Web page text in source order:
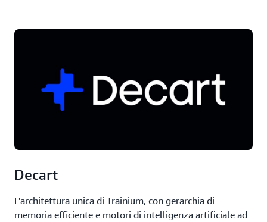
Decart
L'architettura unica di Trainium, con gerarchia di
memoria efficiente e motori di intelligenza artificiale ad